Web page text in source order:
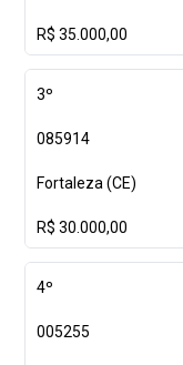
R$ 35.000,00
3º
085914
Fortaleza (CE)
R$ 30.000,00
4º
005255